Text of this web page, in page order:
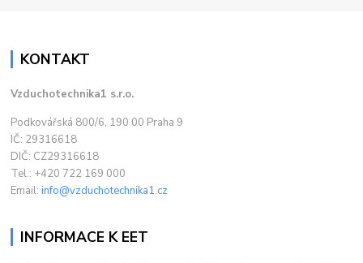
KONTAKT
Vzduchotechnika1 s.r.o.
Podkovářská 800/6, 190 00 Praha 9
IČ: 29316618
DIČ: CZ29316618
Tel.: +420 722 169 000
Email:info@vzduchotechnika1.cz
INFORMACE K EET